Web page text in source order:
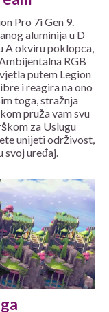
Pro 7i Gen 9.
aluminija u D
A okviru poklopca,
RGB
putem Legion
i reagira na ono
toga, stražnja
pruža vam svu
za Uslugu
unijeti održivost,
uređaj.